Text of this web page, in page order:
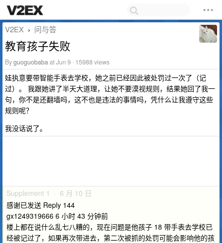
V2EX › 问与答
教育孩子失败
Byguoguobabaat Jun 9 · 15988 views
娃执意要带智能手表去学校，她之前已经因此被处罚过一次了（记
过）。 我跟她讲了半天大道理，让她不要漠视规则，结果她回了我一
句，你不是还翻墙吗，这不也是违法的事情吗，凭什么让我遵守这些
规则呢？
我没话说了。
Supplement 1 · 6 月 10 日
感谢已发送 Reply 144
gx1249319666 6 小时 43 分钟前
楼上都在说什么乱七八糟的，现在问题是他孩子 18 带手表去学校已
经被记过了，如果再次带进去，第二次被抓的处罚可能会影响他的孩